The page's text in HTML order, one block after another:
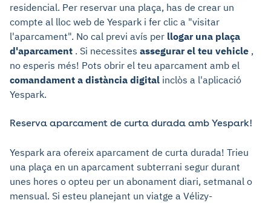
residencial. Per reservar una plaça, has de crear un
compte al lloc web de Yespark i fer clic a "visitar
l'aparcament". No cal previ avís per llogar una plaça
d'aparcament . Si necessites assegurar el teu vehicle ,
no esperis més! Pots obrir el teu aparcament amb el
comandament a distància digital inclòs a l'aplicació
Yespark.
Reserva aparcament de curta durada amb Yespark!
Yespark ara ofereix aparcament de curta durada! Trieu
una plaça en un aparcament subterrani segur durant
unes hores o opteu per un abonament diari, setmanal o
mensual. Si esteu planejant un viatge a Vélizy-